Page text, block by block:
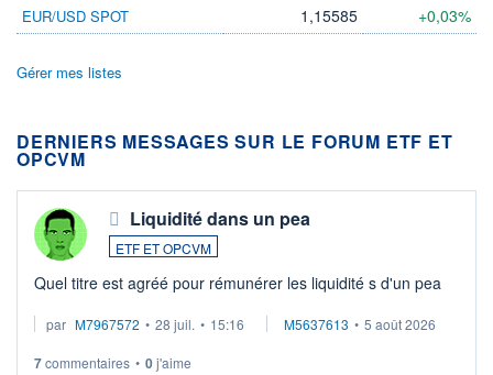
EUR/USD SPOT 1,15585 +0,03%
Gérer mes listes
DERNIERS MESSAGES SUR LE FORUM ETF ET
OPCVM
Liquidité dans un pea
ETF ET OPCVM
Quel titre est agréé pour rémunérer les liquidité s d'un pea
par M7967572 • 28 juil. • 15:16 M5637613 • 5 août 2026
7commentaires • 0j'aime